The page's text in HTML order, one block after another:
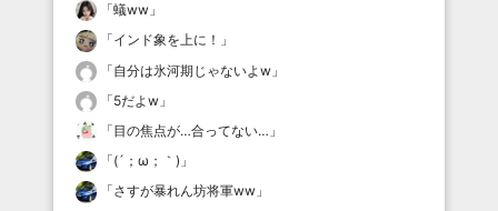
「蟻ww 」
「インド象を上に！ 」
「自分は氷河期じゃないよw 」
「5だよw 」
「目の焦点が…合ってない… 」
「(´；ω；｀) 」
「さすが暴れん坊将軍ww 」